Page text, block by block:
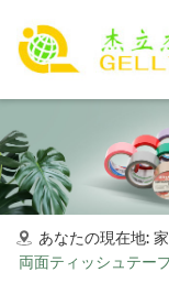
あなたの現在地: 家
両面ティッシュテー